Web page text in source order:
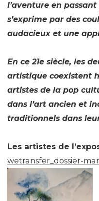
l’aventure en
s’exprime par des
audacieux et une
En ce 21e siècle, les
artistique coexistent
artistes de la pop
dans l’art ancien et
traditionnels dans
Les artistes de
wetransfer_dossier-